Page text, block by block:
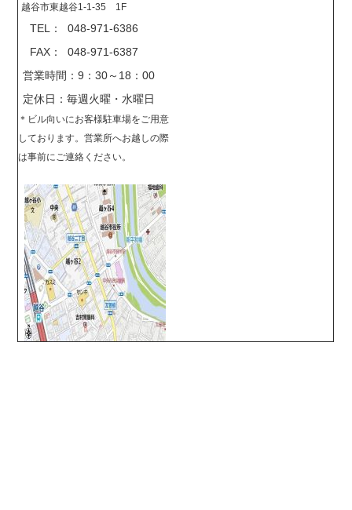
越谷市東越谷1-1-35 1F
TEL： 048-971-6386
FAX： 048-971-6387
営業時間：9：30～18：00
定休日：毎週火曜・水曜日
＊ ビル向いにお客様駐車場をご用意
しております。営業所へお越しの際
は事前に ご連絡ください。